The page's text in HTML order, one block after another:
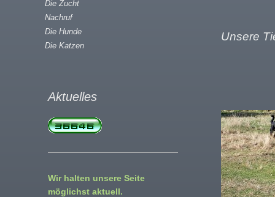
Unsere
Die Zucht
Nachruf
Die Hunde
Die Katzen
Aktuelles
Wir halten unsere Seite
möglichst aktuell.